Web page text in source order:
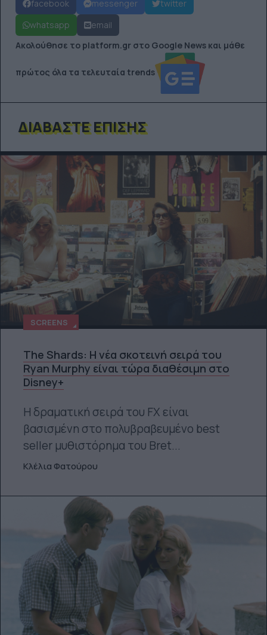
facebook messenger
twitter
whatsapp
email
Ακολούθησε το platform.gr στο Google News και μάθε
πρώτος όλα τα τελευταία trends
ΔΙΑΒΆΣΤΕ ΕΠΊΣΗΣ
SCREENS
The Shards: Η νέα σκοτεινή σειρά του
Ryan Murphy είναι τώρα διαθέσιμη στο
Disney+
Η δραματική σειρά του FX είναι
βασισμένη στο πολυβραβευμένο best
seller μυθιστόρημα του Bret...
Κλέλια Φατούρου